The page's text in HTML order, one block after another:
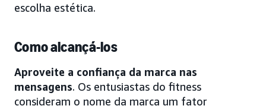
escolha estética.
Como alcançá-los
Aproveite a confiança da marca nas
mensagens. Os entusiastas do fitness
consideram o nome da marca um fator